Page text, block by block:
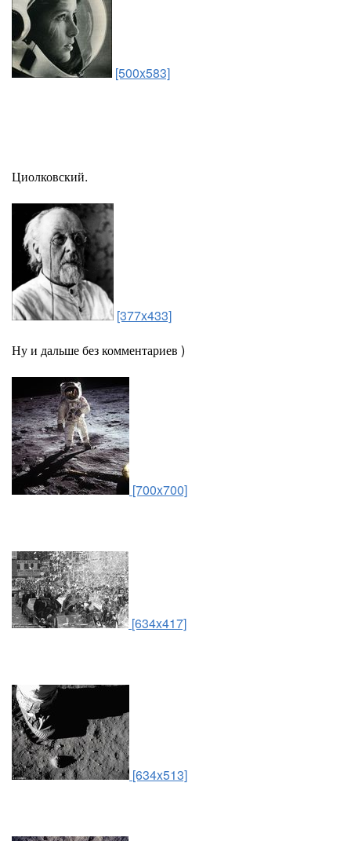
[500x583]
Циолковский.
[377x433]
Ну и дальше без комментариев )
[700x700]
[634x417]
[634x513]